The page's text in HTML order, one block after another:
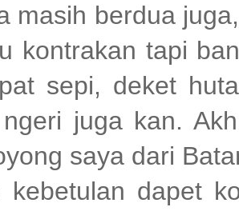
masih berdua
kontrakan tapi
sepi, deket
juga kan.
saya dari
kebetulan dapet